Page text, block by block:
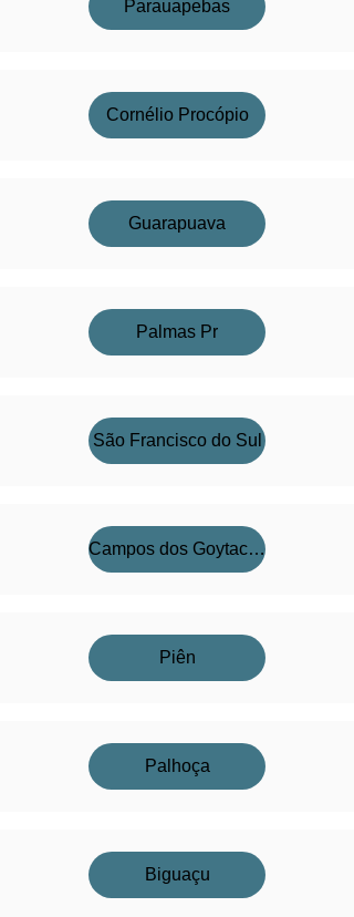
Parauapebas
Cornélio Procópio
Guarapuava
Palmas Pr
São Francisco do Sul
Campos dos Goytacazes
Piên
Palhoça
Biguaçu